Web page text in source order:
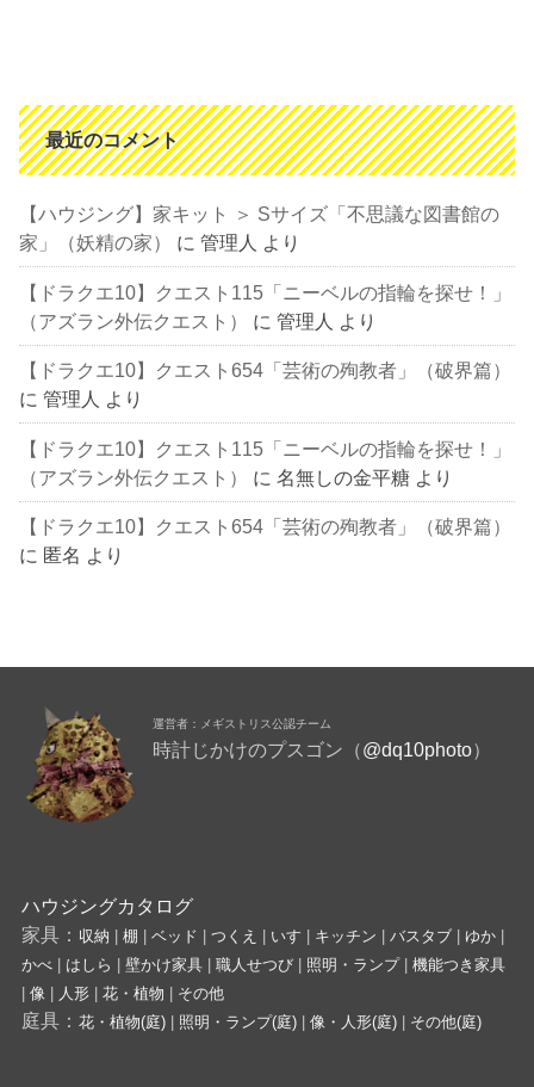
最近のコメント
【ハウジング】家キット ＞ Sサイズ「不思議な図書館の
家」（妖精の家）
に管理人 より
【ドラクエ10】クエスト115「ニーベルの指輪を探せ！」
（アズラン外伝クエスト）
に管理人 より
【ドラクエ10】クエスト654「芸術の殉教者」（破界篇）
に管理人 より
【ドラクエ10】クエスト115「ニーベルの指輪を探せ！」
（アズラン外伝クエスト）
に名無しの金平糖 より
【ドラクエ10】クエスト654「芸術の殉教者」（破界篇）
に 匿名 より
運営者：メギストリス公認チーム
時計じかけのプスゴン（@dq10photo）
ハウジングカタログ
家具： 収納 | 棚 | ベッド | つくえ | いす | キッチン | バスタブ| ゆか|
かべ| はしら | 壁かけ家具| 職人せつび| 照明・ランプ| 機能つき家具
| 像 | 人形| 花・植物 | その他
庭具： 花・植物(庭)| 照明・ランプ(庭)| 像・人形(庭) | その他(庭)